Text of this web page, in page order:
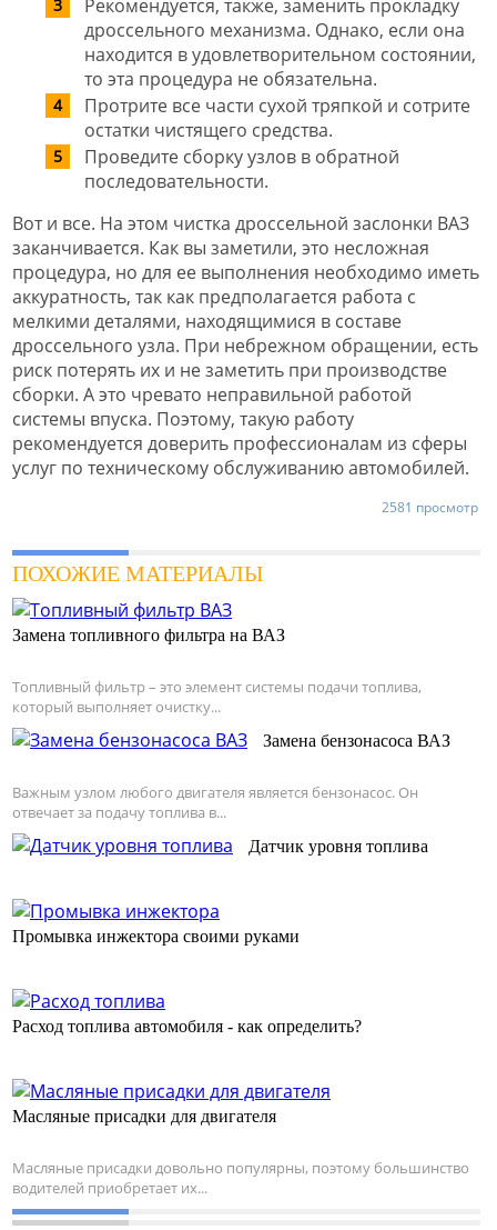
Рекомендуется, также, заменить прокладку
дроссельного механизма. Однако, если она
находится в удовлетворительном состоянии,
то эта процедура не обязательна.
Протрите все части сухой тряпкой и сотрите
остатки чистящего средства.
Проведите сборку узлов в обратной
последовательности.
Вот и все. На этом чистка дроссельной заслонки ВАЗ
заканчивается. Как вы заметили, это несложная
процедура, но для ее выполнения необходимо иметь
аккуратность, так как предполагается работа с
мелкими деталями, находящимися в составе
дроссельного узла. При небрежном обращении, есть
риск потерять их и не заметить при производстве
сборки. А это чревато неправильной работой
системы впуска. Поэтому, такую работу
рекомендуется доверить профессионалам из сферы
услуг по техническому обслуживанию автомобилей.
2581 просмотр
ПОХОЖИЕ МАТЕРИАЛЫ
Замена топливного фильтра на ВАЗ
Топливный фильтр – это элемент системы подачи топлива,
который выполняет очистку...
Замена бензонасоса ВАЗ
Важным узлом любого двигателя является бензонасос. Он
отвечает за подачу топлива в...
Датчик уровня топлива
Промывка инжектора своими руками
Расход топлива автомобиля - как определить?
Масляные присадки для двигателя
Масляные присадки довольно популярны, поэтому большинство
водителей приобретает их...